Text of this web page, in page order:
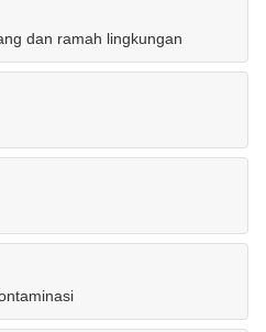
dan ramah lingkungan